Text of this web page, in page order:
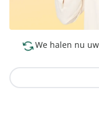
We halen nu